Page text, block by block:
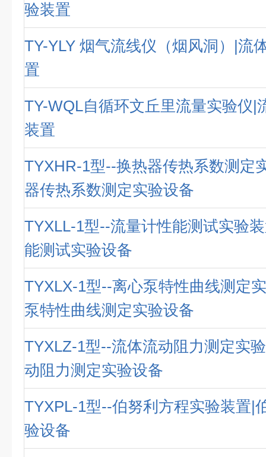
验装置
TY-YLY 烟气流线仪（烟风洞）|流
置
TY-WQL自循环文丘里流量实验仪|
装置
TYXHR-1型--换热器传热系数测定
器传热系数测定实验设备
TYXLL-1型--流量计性能测试实验
能测试实验设备
TYXLX-1型--离心泵特性曲线测定
泵特性曲线测定实验设备
TYXLZ-1型--流体流动阻力测定实
动阻力测定实验设备
TYXPL-1型--伯努利方程实验装置|
验设备